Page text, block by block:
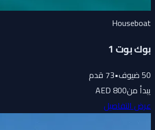
Houseboat
بوك بوت 1
50ضيوف•
73 قدم
يبدأ من800 AED
عرض التفاصيل